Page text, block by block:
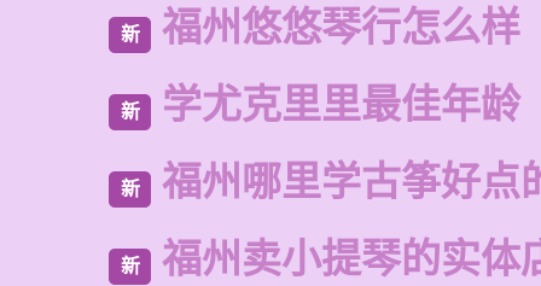
新 福州悠悠琴行怎么样
新 学尤克里里最佳年龄
新 福州哪里学古筝好点
新 福州卖小提琴的实体